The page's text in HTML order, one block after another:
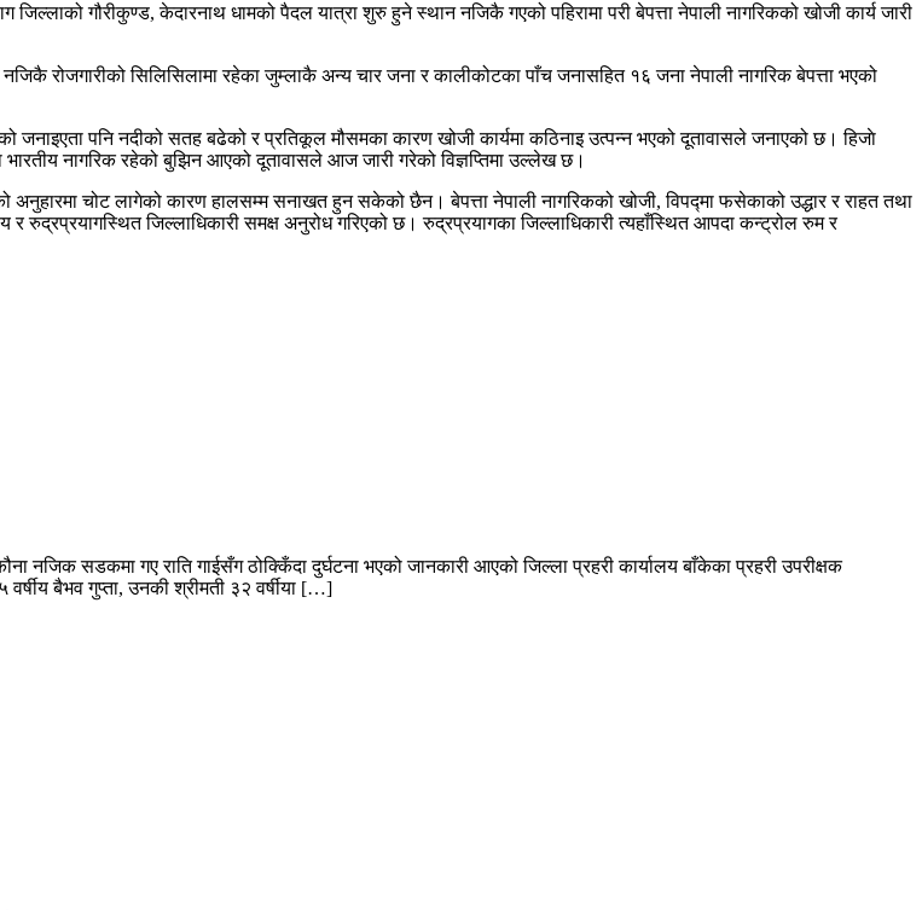
गौरीकुण्ड, केदारनाथ धामको पैदल यात्रा शुरु हुने स्थान नजिकै गएको पहिरामा परी बेपत्ता नेपाली नागरिकको खोजी कार्य जारी
रोजगारीको सिलिसिलामा रहेका जुम्लाकै अन्य चार जना र कालीकोटका पाँच जनासहित १६ जना नेपाली नागरिक बेपत्ता भएको
जनाइएता पनि नदीको सतह बढेको र प्रतिकूल मौसमका कारण खोजी कार्यमा कठिनाइ उत्पन्न भएको दूतावासले जनाएको छ। हिजाे
भारतीय नागरिक रहेको बुझिन आएको दूतावासले आज जारी गरेको विज्ञप्तिमा उल्लेख छ।
चोट लागेको कारण हालसम्म सनाखत हुन सकेको छैन। बेपत्ता नेपाली नागरिकको खोजी, विपद्मा फसेकाको उद्धार र राहत तथा
र रुद्रप्रयागस्थित जिल्लाधिकारी समक्ष अनुरोध गरिएको छ। रुद्रप्रयागका जिल्लाधिकारी त्यहाँस्थित आपदा कन्ट्रोल रुम र
सडकमा गए राति गाईसँग ठोक्किँदा दुर्घटना भएको जानकारी आएको जिल्ला प्रहरी कार्यालय बाँकेका प्रहरी उपरीक्षक
बैभव गुप्ता, उनकी श्रीमती ३२ वर्षीया […]